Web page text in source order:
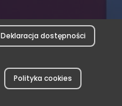
Deklaracja dostępności
Polityka cookies